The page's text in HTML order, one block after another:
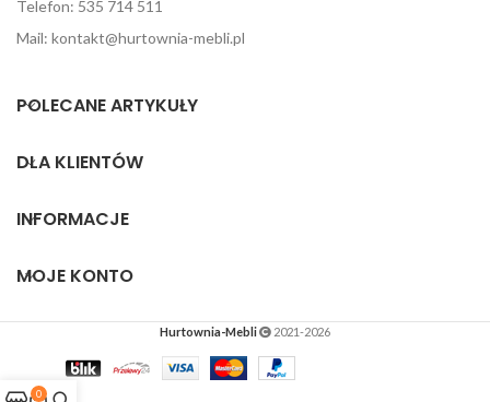
Telefon: 535 714 511
Mail: kontakt@hurtownia-mebli.pl
POLECANE ARTYKUŁY
DLA KLIENTÓW
INFORMACJE
MOJE KONTO
Hurtownia-Mebli 2021-2026
0